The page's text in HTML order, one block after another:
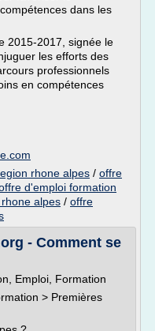
dans les
2015-2017, signée le
les efforts des
professionnels
en compétences
rhone alpes / offre
d'emploi formation
alpes / offre
- Comment se
Emploi, Formation
> Premières